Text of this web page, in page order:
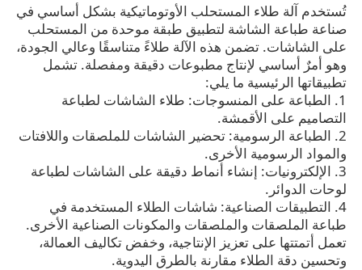
تُستخدم آلة طلاء المستحلب الأوتوماتيكية بشكل أساسي في
صناعة طباعة الشاشة لتطبيق طبقة موحدة من المستحلب
على الشاشات. تضمن هذه الآلة طلاءً متناسقًا وعالي الجودة،
وهو أمرٌ أساسي لإنتاج مطبوعات دقيقة ومفصلة. تشمل
تطبيقاتها الرئيسية ما يلي:
1. الطباعة على المنسوجات: طلاء الشاشات لطباعة
التصاميم على الأقمشة.
2. الطباعة الرسومية: تحضير الشاشات للملصقات واللافتات
والمواد الرسومية الأخرى.
3. الإلكترونيات: إنشاء أنماط دقيقة على الشاشات لطباعة
لوحات الدوائر.
4. التطبيقات الصناعية: شاشات الطلاء المستخدمة في
طباعة الملصقات والملصقات والمكونات الصناعية الأخرى.
تعمل أتمتتها على تعزيز الإنتاجية، وخفض تكاليف العمالة،
وتحسين دقة الطلاء مقارنة بالطرق اليدوية.